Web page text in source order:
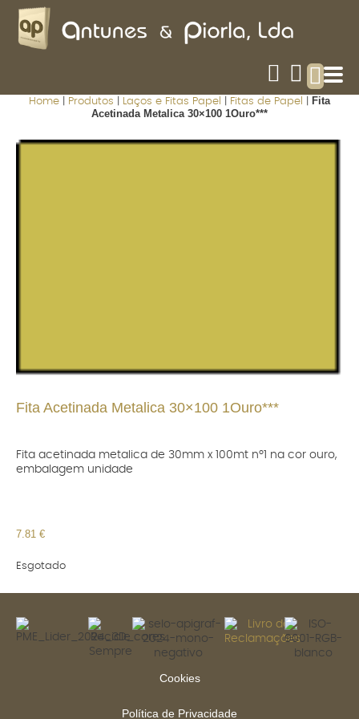
Home Produtos Laços e Fitas Papel Fitas de Papel
Fita
Acetinada Metalica 30×100 1Ouro***
Fita Acetinada Metalica 30×100 1Ouro***
Fita acetinada metalica de 30mm x 100mt nº1 na cor ouro,
embalagem unidade
7.81 €
Esgotado
Cookies
Política de Privacidade